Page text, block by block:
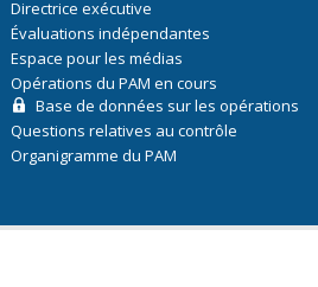
Directrice exécutive
Évaluations indépendantes
Espace pour les médias
Opérations du PAM en cours
Base de données sur les opérations
Questions relatives au contrôle
Organigramme du PAM